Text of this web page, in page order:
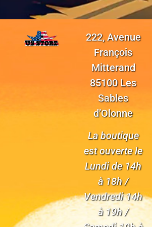
222, Avenue
François
Mitterand
85100 Les
Sables
d’Olonne
La boutique
est ouverte le
Lundi de 14h
à 18h /
Vendredi 14h
à 19h /